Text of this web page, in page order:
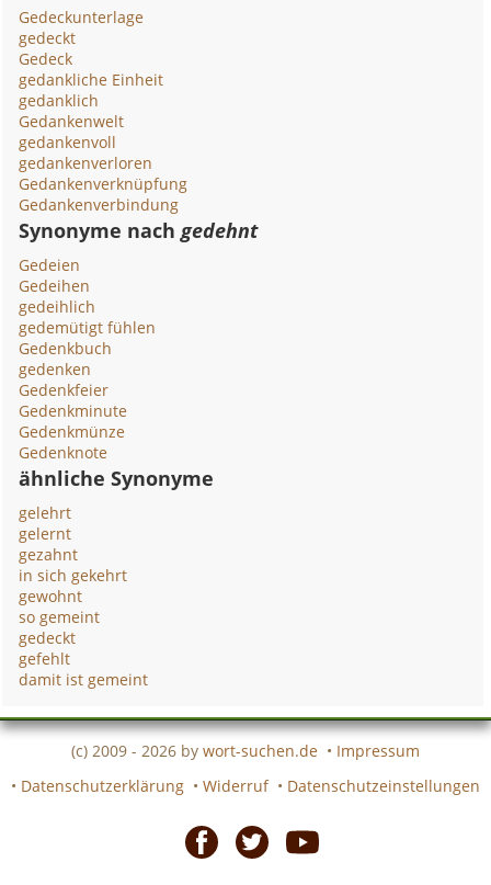
Gedeckunterlage
gedeckt
Gedeck
gedankliche Einheit
gedanklich
Gedankenwelt
gedankenvoll
gedankenverloren
Gedankenverknüpfung
Gedankenverbindung
Synonyme nachgedehnt
Gedeien
Gedeihen
gedeihlich
gedemütigt fühlen
Gedenkbuch
gedenken
Gedenkfeier
Gedenkminute
Gedenkmünze
Gedenknote
ähnliche Synonyme
gelehrt
gelernt
gezahnt
in sich gekehrt
gewohnt
so gemeint
gedeckt
gefehlt
damit ist gemeint
(c) 2009 - 2026 by wort-suchen.de • Impressum
• Datenschutzerklärung • Widerruf • Datenschutzeinstellungen